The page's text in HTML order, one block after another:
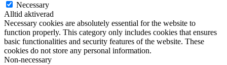
Necessary
Alltid aktiverad
Necessary cookies are absolutely essential for the website to
function properly. This category only includes cookies that ensures
basic functionalities and security features of the website. These
cookies do not store any personal information.
Non-necessary